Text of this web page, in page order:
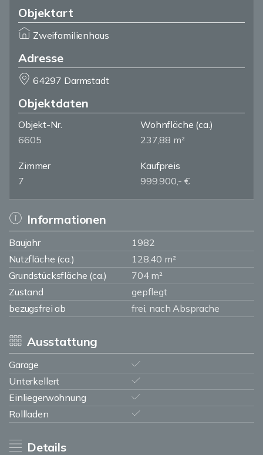
Objektart
Zweifamilienhaus
Adresse
64297 Darmstadt
Objektdaten
Objekt-Nr.
6605
Wohnfläche (ca.)
237,88 m²
Zimmer
7
Kaufpreis
999.900,- €
Informationen
Baujahr
1982
Nutzfläche (ca.)
128,40 m²
Grundstücksfläche (ca.)
704 m²
Zustand
gepflegt
bezugsfrei ab
frei, nach Absprache
Ausstattung
Garage
Unterkellert
Einliegerwohnung
Rollladen
Details